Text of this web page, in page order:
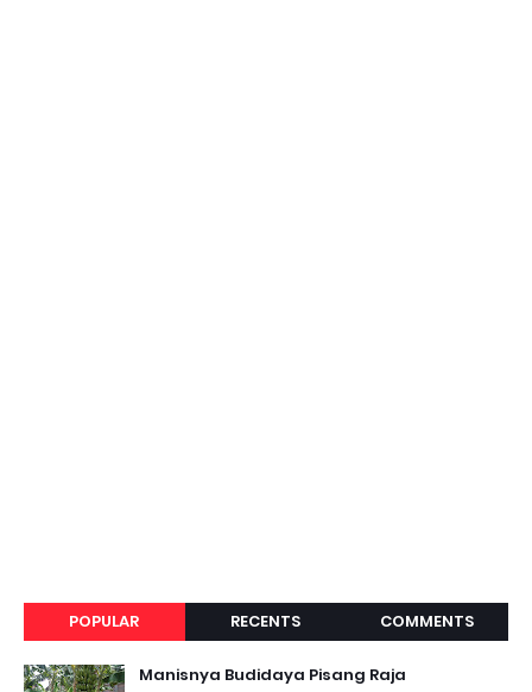
POPULAR RECENTS COMMENTS
Manisnya Budidaya Pisang Raja